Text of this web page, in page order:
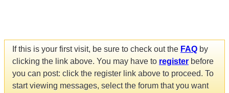
If this is your first visit, be sure to check out the FAQ by
clicking the link above. You may have to register before
you can post: click the register link above to proceed. To
start viewing messages, select the forum that you want